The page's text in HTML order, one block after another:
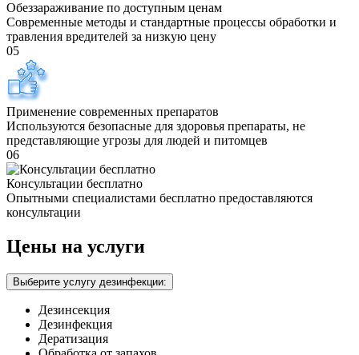
Обеззараживание по доступным ценам
Современные методы и стандартные процессы обработки и
травления вредителей за низкую цену
05
Применение современных препаратов
Используются безопасные для здоровья препараты, не
представляющие угрозы для людей и питомцев
06
Консультации бесплатно
Опытными специалистами бесплатно предоставляются
консультации
Цены на услуги
Выберите услугу дезинфекции:
Дезинсекция
Дезинфекция
Дератизация